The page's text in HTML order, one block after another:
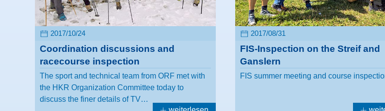
2017/10/24
Coordination discussions and
racecourse inspection
The sport and technical team from ORF met with
the HKR Organization Committee today to
discuss the finer details of TV…
2017/08/31
FIS-Inspection on the Streif and
Ganslern
FIS summer meeting and course